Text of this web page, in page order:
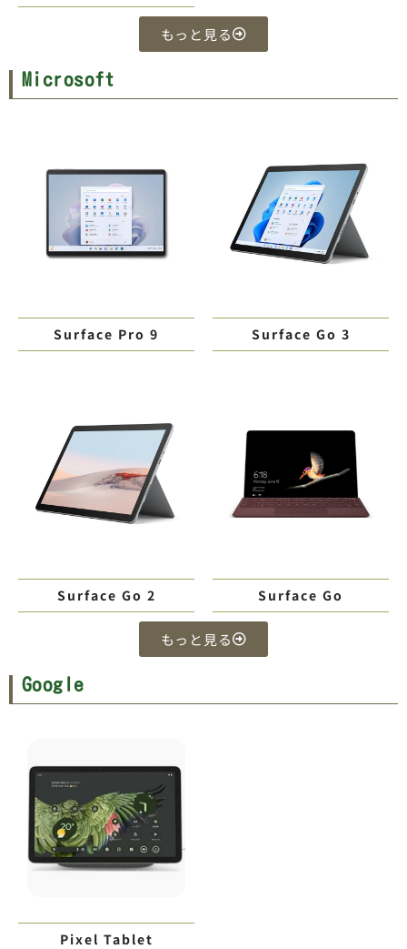
もっと見る
Microsoft
Surface Pro 9 Surface Go 3
Surface Go 2 Surface Go
もっと見る
Google
Pixel Tablet